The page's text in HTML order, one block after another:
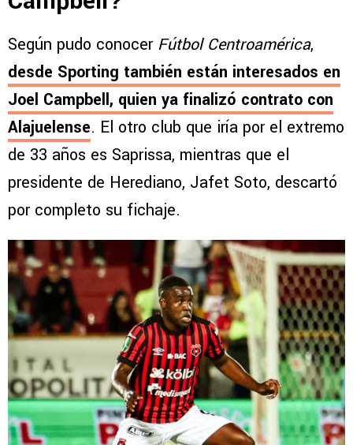
Según pudo conocer Fútbol Centroamérica,
desde Sporting también están interesados en
Joel Campbell, quien ya finalizó contrato con
Alajuelense. El otro club que iría por el extremo
de 33 años es Saprissa, mientras que el
presidente de Herediano, Jafet Soto, descartó
por completo su fichaje.